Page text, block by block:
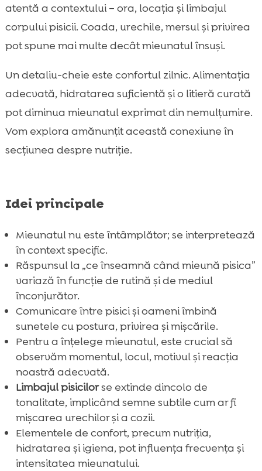

Pui vs. adult vs. senior: cum se schimbă
mieunatul odată cu vârsta
 Rase mai „vorbărețe” și personalitate:
 Cum răspundem corect la mieunat: ce
încurajăm și ce descurajăm

Hrana și mieunatul: sațietate, digestie și un
confort mai bun cu CricksyCat
Concluzie
atentă a contextului – ora, locația și limbajul
corpului pisicii. Coada, urechile, mersul și privirea
pot spune mai multe decât mieunatul însuși.
Un detaliu-cheie este confortul zilnic. Alimentația
adecvată, hidratarea suficientă și o litieră curată
pot diminua mieunatul exprimat din nemulțumire.
Vom explora amănunțit această conexiune în
secțiunea despre nutriție.
Idei principale
Mieunatul nu este întâmplător; se interpretează
în context specific.
Răspunsul la „ce înseamnă când mieună pisica”
variază în funcție de rutină și de mediul
înconjurător.
Comunicare între pisici și oameni îmbină
sunetele cu postura, privirea și mișcările.
Pentru a înțelege mieunatul, este crucial să
observăm momentul, locul, motivul și reacția
noastră adecvată.
Limbajul pisicilorse extinde dincolo de
tonalitate, implicând semne subtile cum ar fi
mișcarea urechilor și a cozii.
Elementele de confort, precum nutriția,
hidratarea și igiena, pot influența frecvența și
intensitatea mieunatului.